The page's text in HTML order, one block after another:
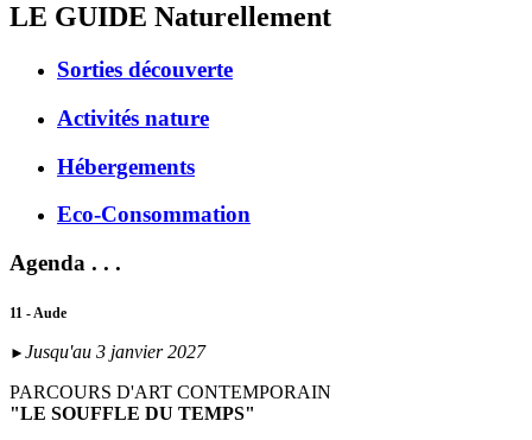
LE GUIDE Naturellement
Sorties découverte
Activités nature
Hébergements
Eco-Consommation
Agenda . . .
11 - Aude
► Jusqu'au 3 janvier 2027
PARCOURS D'ART CONTEMPORAIN
"LE SOUFFLE DU TEMPS"